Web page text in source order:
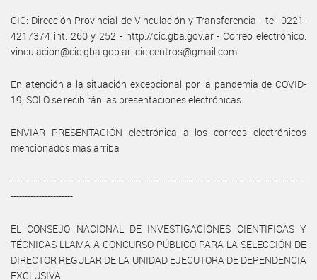
CIC: Dirección Provincial de Vinculación y Transferencia - tel: 0221-
4217374 int. 260 y 252 - http://cic.gba.gov.ar - Correo electrónico:
vinculacion@cic.gba.gob.ar; cic.centros@gmail.com
En atención a la situación excepcional por la pandemia de COVID-
19, SOLO se recibirán las presentaciones electrónicas.
ENVIAR PRESENTACIÓN electrónica a los correos electrónicos
mencionados mas arriba
--------------------------------------------------------------------------------------------------------
----------------------
EL CONSEJO NACIONAL DE INVESTIGACIONES CIENTIFICAS Y
TÉCNICAS LLAMA A CONCURSO PÚBLICO PARA LA SELECCIÓN DE
DIRECTOR REGULAR DE LA UNIDAD EJECUTORA DE DEPENDENCIA
EXCLUSIVA: